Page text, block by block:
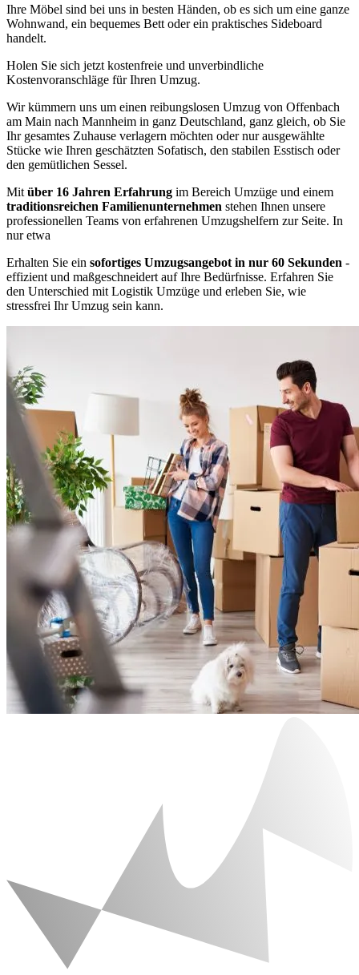
Ihre Möbel sind bei uns in besten Händen, ob es sich um eine ganze
Wohnwand, ein bequemes Bett oder ein praktisches Sideboard
handelt.
Holen Sie sich jetzt kostenfreie und unverbindliche
Kostenvoranschläge für Ihren Umzug.
Wir kümmern uns um einen reibungslosen Umzug von Offenbach
am Main nach Mannheim in ganz Deutschland, ganz gleich, ob Sie
Ihr gesamtes Zuhause verlagern möchten oder nur ausgewählte
Stücke wie Ihren geschätzten Sofatisch, den stabilen Esstisch oder
den gemütlichen Sessel.
Mit über 16 Jahren Erfahrung im Bereich Umzüge und einem
traditionsreichen Familienunternehmen stehen Ihnen unsere
professionellen Teams von erfahrenen Umzugshelfern zur Seite. In
nur etwa
Erhalten Sie ein sofortiges Umzugsangebot in nur 60 Sekunden -
effizient und maßgeschneidert auf Ihre Bedürfnisse. Erfahren Sie
den Unterschied mit Logistik Umzüge und erleben Sie, wie
stressfrei Ihr Umzug sein kann.